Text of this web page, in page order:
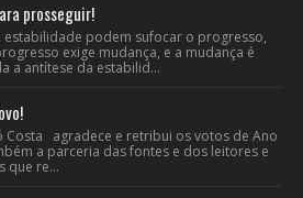
prosseguir!
estabilidade podem sufocar o progresso,
exige mudança, e a mudança é
a antítese da estabilid...
Costa agradece e retribui os votos de Ano
a parceria das fontes e dos leitores e
que re...